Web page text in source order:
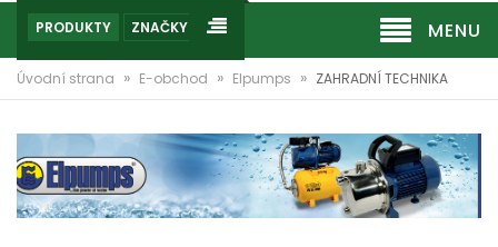
MENU
PRODUKTY ZNAČKY
Úvodní strana » E-obchod » Elpumps » ZAHRADNÍ TECHNIKA